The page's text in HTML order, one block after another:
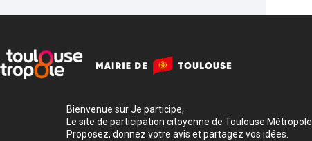
Bienvenue sur Je participe,
Le site de participation citoyenne de Toulouse Métropole.
Proposez, donnez votre avis et partagez vos idées.